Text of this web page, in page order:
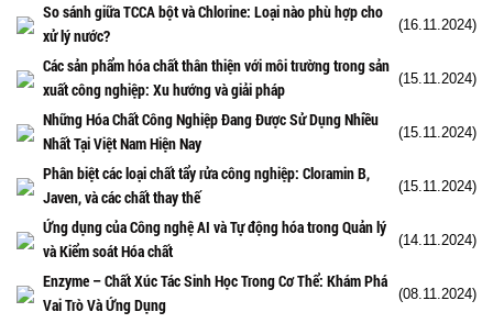
So sánh giữa TCCA bột và Chlorine: Loại nào phù hợp cho
xử lý nước?
(16.11.2024)
Các sản phẩm hóa chất thân thiện với môi trường trong sản
xuất công nghiệp: Xu hướng và giải pháp
(15.11.2024)
Những Hóa Chất Công Nghiệp Đang Được Sử Dụng Nhiều
Nhất Tại Việt Nam Hiện Nay
(15.11.2024)
Phân biệt các loại chất tẩy rửa công nghiệp: Cloramin B,
Javen, và các chất thay thế
(15.11.2024)
Ứng dụng của Công nghệ AI và Tự động hóa trong Quản lý
và Kiểm soát Hóa chất
(14.11.2024)
Enzyme – Chất Xúc Tác Sinh Học Trong Cơ Thể: Khám Phá
Vai Trò Và Ứng Dụng
(08.11.2024)